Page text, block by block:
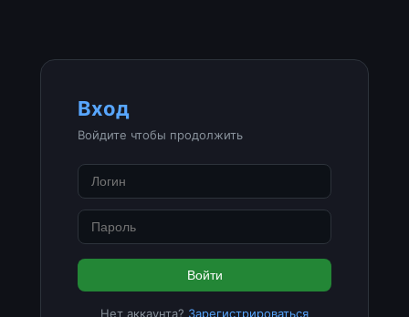
Вход
Войдите чтобы продолжить
Войти
Нет аккаунта? Зарегистрироваться